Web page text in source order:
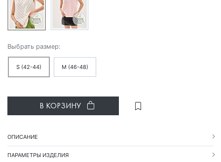
Выбрать размер:
S (42-44) M (46-48)
В КОРЗИНУ
ОПИСАНИЕ
ПАРАМЕТРЫ ИЗДЕЛИЯ